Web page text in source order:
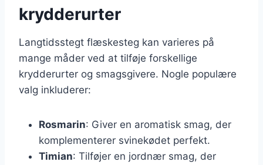
krydderurter
Langtidsstegt flæskesteg kan varieres på
mange måder ved at tilføje forskellige
krydderurter og smagsgivere. Nogle populære
valg inkluderer:
Rosmarin: Giver en aromatisk smag, der
komplementerer svinekødet perfekt.
Timian: Tilføjer en jordnær smag, der